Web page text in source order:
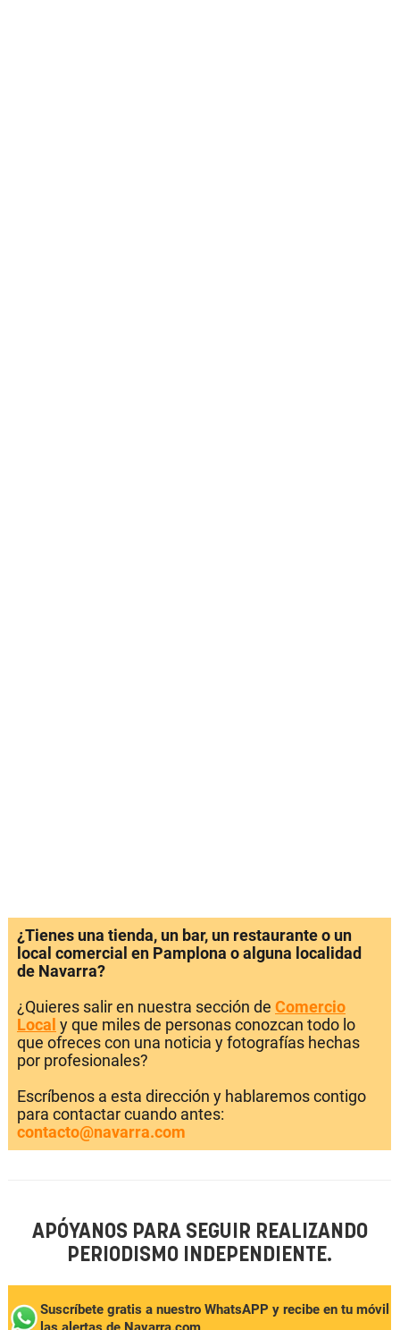
¿Tienes una tienda, un bar, un restaurante o un
local comercial en Pamplona o alguna localidad
de Navarra?
¿Quieres salir en nuestra sección de Comercio
Local y que miles de personas conozcan todo lo
que ofreces con una noticia y fotografías hechas
por profesionales?
Escríbenos a esta dirección y hablaremos contigo
para contactar cuando antes:
contacto@navarra.com
APÓYANOS PARA SEGUIR REALIZANDO
PERIODISMO INDEPENDIENTE.
Suscríbete gratis a nuestro WhatsAPP y recibe en tu móvil